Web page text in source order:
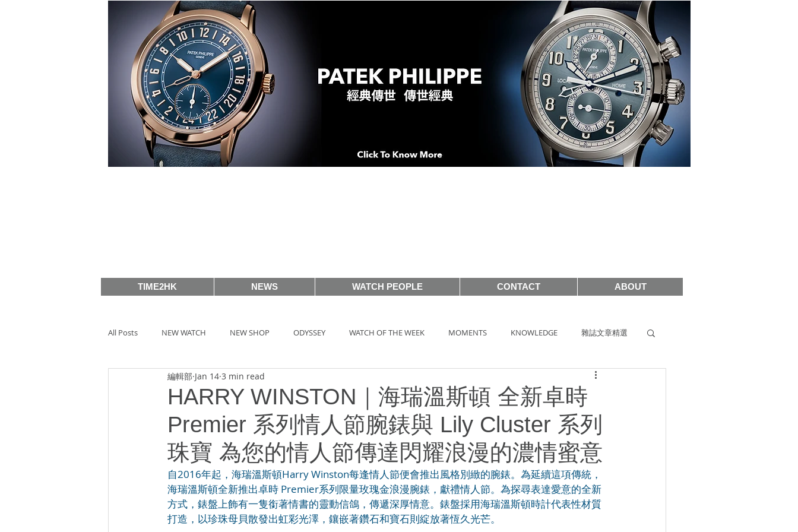
TIME2HK NEWS WATCH PEOPLE CONTACT ABOUT
All Posts NEW WATCH NEW SHOP ODYSSEY WATCH OF THE WEEK MOMENTS KNOWLEDGE 雜誌文章精選
MEET THE VIP WATCH PEOPLE
BASELWORLD 2019 SIHH2018 BASEL2018 PRE-BASEL 2018 SIHH2017 BASELWORLD2017
BASELWORLD 2016 SIHH2016 CLASSIC 101 PRE-BASEL 2020 JEWELRY Gadget News
Watches & Wonders 2020 HOT TOPIC LVMH Watch Week 2021 WATCHES & WONDERS 2021
HARRY WINSTON｜海瑞溫斯頓 全新卓時
Premier 系列情人節腕錶與 Lily Cluster 系列
珠寶 為您的情人節傳達閃耀浪漫的濃情蜜意
編輯部 Jan 14 3 min read
自2016年起，海瑞溫斯頓Harry Winston每逢情人節便會推出風格別緻的腕錶。為延續這項傳統，
海瑞溫斯頓全新推出卓時 Premier系列限量玫瑰金浪漫腕錶，獻禮情人節。為探尋表達愛意的全新
方式，錶盤上飾有一隻銜著情書的靈動信鴿，傳遞深厚情意。錶盤採用海瑞溫斯頓時計代表性材質
打造，以珍珠母貝散發出虹彩光澤，鑲嵌著鑽石和寶石則綻放著恆久光芒。